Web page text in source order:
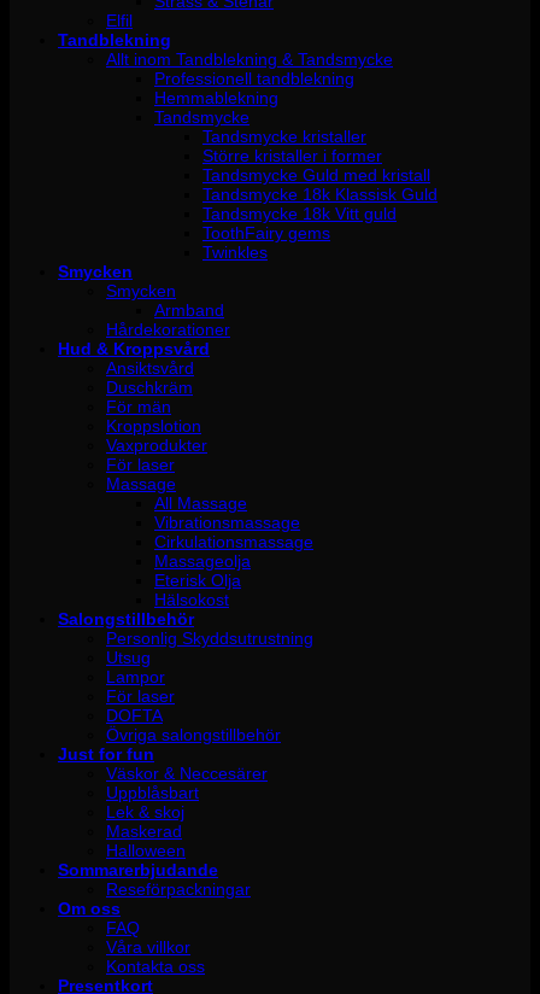
Elfil
Tandblekning
Allt inom Tandblekning & Tandsmycke
Professionell tandblekning
Hemmablekning
Tandsmycke
Tandsmycke kristaller
Större kristaller i former
Tandsmycke Guld med kristall
Tandsmycke 18k Klassisk Guld
Tandsmycke 18k Vitt guld
ToothFairy gems
Twinkles
Smycken
Smycken
Armband
Hårdekorationer
Hud & Kroppsvård
Ansiktsvård
Duschkräm
För män
Kroppslotion
Vaxprodukter
För laser
Massage
All Massage
Vibrationsmassage
Cirkulationsmassage
Massageolja
Eterisk Olja
Hälsokost
Salongstillbehör
Personlig Skyddsutrustning
Utsug
Lampor
För laser
DOFTA
Övriga salongstillbehör
Just for fun
Väskor & Neccesärer
Uppblåsbart
Lek & skoj
Maskerad
Halloween
Sommarerbjudande
Reseförpackningar
Om oss
FAQ
Våra villkor
Kontakta oss
Presentkort